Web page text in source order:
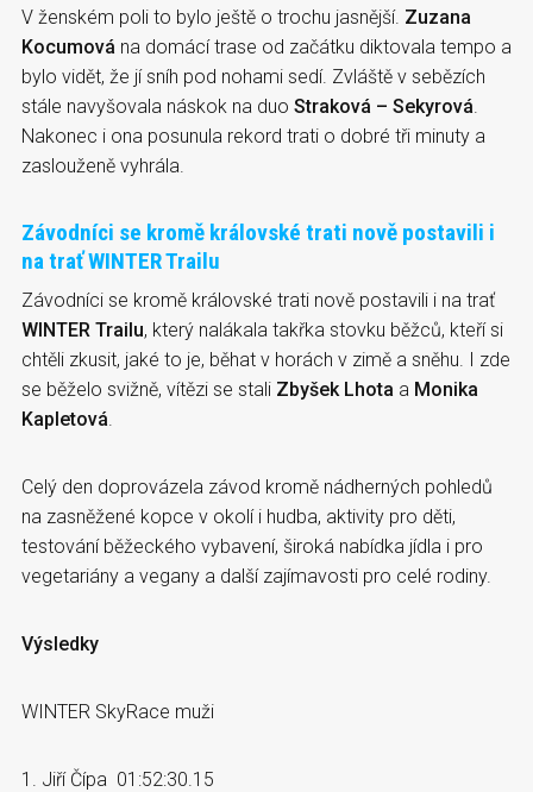
V ženském poli to bylo ještě o trochu jasnější. Zuzana
Kocumová na domácí trase od začátku diktovala tempo a
bylo vidět, že jí sníh pod nohami sedí. Zvláště v sebězích
stále navyšovala náskok na duo Straková – Sekyrová
Nakonec i ona posunula rekord trati o dobré tři minuty a
zaslouženě vyhrála.
Závodníci se kromě královské trati nově postavili i
na trať WINTER Trailu
Závodníci se kromě královské trati nově postavili i na trať
WINTER Trailu, který nalákala takřka stovku běžců, kteří si
chtěli zkusit, jaké to je, běhat v horách v zimě a sněhu. I zde
se běželo svižně, vítězi se stali Zbyšek Lhota a Monika
Kapletová
Celý den doprovázela závod kromě nádherných pohledů
na zasněžené kopce v okolí i hudba, aktivity pro děti,
testování běžeckého vybavení, široká nabídka jídla i pro
vegetariány a vegany a další zajímavosti pro celé rodiny.
Výsledky
WINTER SkyRace muži
1. Jiří Čípa 01:52:30.15